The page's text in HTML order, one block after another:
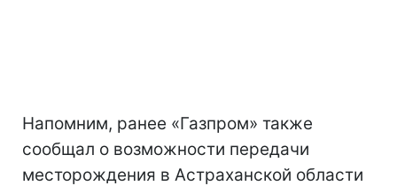
Напомним, ранее «Газпром» также
сообщал о возможности передачи
месторождения в Астраханской области